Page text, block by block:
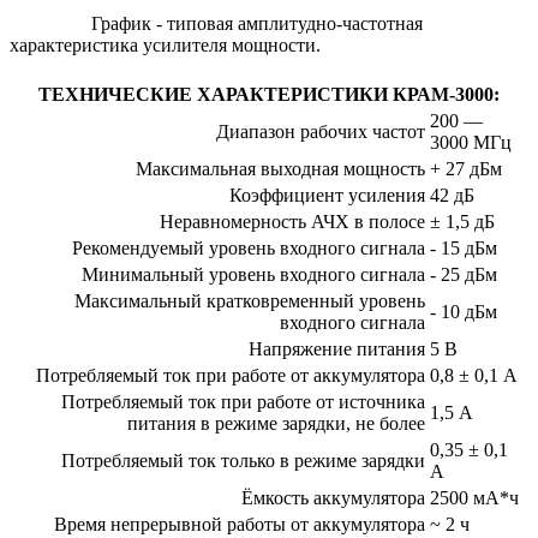
График - типовая амплитудно-частотная
характеристика усилителя мощности.
ТЕХНИЧЕСКИЕ ХАРАКТЕРИСТИКИ КРАМ-3000:
Диапазон рабочих частот
200 —
3000 МГц
Максимальная выходная мощность + 27 дБм
Коэффициент усиления 42 дБ
Неравномерность АЧХ в полосе ± 1,5 дБ
Рекомендуемый уровень входного сигнала - 15 дБм
Минимальный уровень входного сигнала - 25 дБм
Максимальный кратковременный уровень
входного сигнала
- 10 дБм
Напряжение питания 5 В
Потребляемый ток при работе от аккумулятора 0,8 ± 0,1 А
Потребляемый ток при работе от источника
питания в режиме зарядки, не более
1,5 А
Потребляемый ток только в режиме зарядки
0,35 ± 0,1
А
Ёмкость аккумулятора 2500 мА*ч
Время непрерывной работы от аккумулятора ~ 2 ч